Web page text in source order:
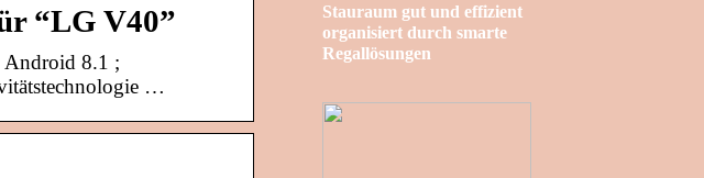
“LG V40”
Android 8.1 ;
…
Stauraum gut und effizient
organisiert durch smarte
Regallösungen